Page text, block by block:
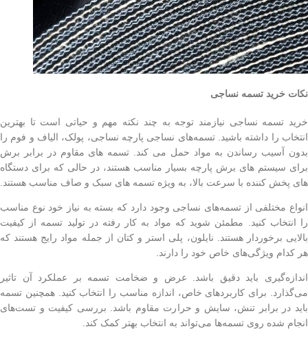
نکات خرید تسمه نساجی
خرید تسمه نساجی نیازمند توجه به چند نکته مهم و حیاتی است تا بهترین
انتخاب را داشته باشید. تسمه‌های نساجی پارچه نساجی، پولک، الیاف و فوم را
بدون آسیب رساندن به مواد حمل می کند. تسمه های مقاوم در برابر برش
برای سیستم های برش پارچه بسیار مناسب هستند، در حالی که برای دستگاه
های پخش کننده با سرعت بالا، به ویژه تسمه های سبک و صاف مناسب هستند.
انواع مختلفی از تسمه‌های نساجی وجود دارد که بسته به نیاز خود نوع مناسب
را انتخاب کنید. مطمئن شوید که مواد به کار رفته در تولید تسمه از کیفیت
بالایی برخوردار هستند. نایلون، پلی استر و کتان از جمله مواد رایج هستند که
هر کدام ویژگی‌های خاص خود را دارند.
اندازه‌گیری باید دقیق باشد. عرض و ضخامت تسمه بر عملکرد آن تاثیر
می‌گذارد. برای کاربردهای خاص، اندازه مناسب را انتخاب کنید. همچنین تسمه
باید در برابر تنش، سایش و حرارت مقاوم باشد. بررسی کیفیت و تست‌های
انجام شده روی تسمه‌ها می‌تواند به انتخاب بهتر کمک کند.